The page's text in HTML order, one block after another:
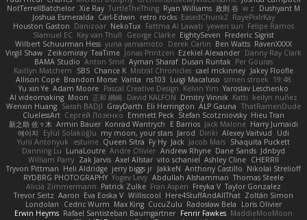
NotTerrellBatchelor Xie Ray TurtleTheThing Ryan Williams 政則 谷 w z
Dushyant M
Joshua Esmeralda Carl-Edwin retro rocks EasedChunk2 RayePixlrKay
Houston Gaston Danizoar NekoTux Fattma Al Lawati yewen sun Felipe Ramos
Slamuel EC Key van Thull George Clarke EightySeven Frederic Sigrist
Wilbert Schuurman Hess yuna yamamoto Derek Carlin Ben Watts RavenXXXX
Virgil Shaw Zeikomiray TeaTime Jonas Printzen Ezekiel Alexander Danny Ray Clark
BAMA Studio Anton Smit Ayman Sharaf Dusan Runtak Per Gouras
Kaitlyn Matchem
SBS Chance K Mistral Chronicles cael mckinney Jakey Floofle
Allison Cope Brandon Morse Vanta ns103 Luigi Macaluso simen stroek 19:48
Yu xin Ye Adam Moore Pascal Creative Design Kelvin Yim Yaroslav Leschenko
AI videomaking Moon 正和 綱嶋 David KALFON Dmitry Vinnik Katti keilyn nuñez
Wenxin Huang Sarah BADJI GrayDarth Eli Herrington ALP Gauna ThatRamenDude
CluelessArt Cергей Лозенко Emmett Peck Stefan Scotzniovsky Hieu Tran
新之助 佐々木 Armin Bauer Konrad Wantrych E Barrios Jack Malone Harry Jumaidi
에이지
Eylül Solakoğlu my moon, your stars Jarod Dinki Alexey Vaitvud
Udi
Yurii Antonyuk
estuine Queen Sitra Fy Hy Jack Jacob Mars Shaquita Puckett
Danning Lu LunaLoutre Andre Olivier Andrew Rhyne Dane Sands Jdnbyd
William Parry Zak Jarvis Axel Allstar vito schaniel Ashley Cline CHERRII
Tryvon Pittman Heli Aldridge jerry biggs jr JakkeN Anthony Castillo Nikolai Strelioff
RYDBRG PHOTOGRAPHY Yogev Levy Abdullah Alshammari Thomas Steele
Alicia Zimmermann Patrick Zulke Fran Aspen Freyka V Taylor Gonzalez
Trevor Seitz Aaron Eva Eoska V Williscool Here4StuffAndAllThat Zoltán Simon
Londolan
Cedric Wurm Max King CucuZulu Radosław Bela
Loris Olivier
Erwin Heyms Rafael Santisteban Baumgartner Fenrir Fawkes MaddieMooMoon